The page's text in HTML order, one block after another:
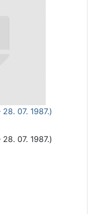
07. 1987.)
07. 1987.)